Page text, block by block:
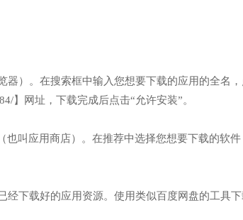
器）。在搜索框中输入您想要下载的应用的全名
】网址，下载完成后点击“允许安装”。
也叫应用商店）。在推荐中选择您想要下载的软
经下载好的应用资源。使用类似百度网盘的工具